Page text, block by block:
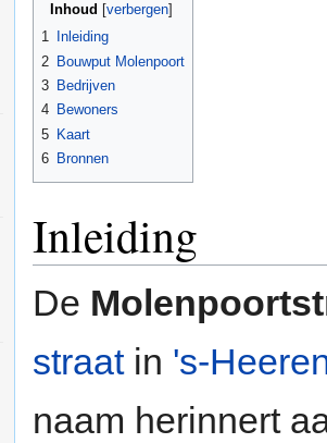
Inhoud verbergen]
1
Inleiding
2 Bouwput Molenpoort
3 Bedrijven
4 Bewoners
5 Kaart
6 Bronnen
Inleiding
De
straatin 's-
naam herinnert